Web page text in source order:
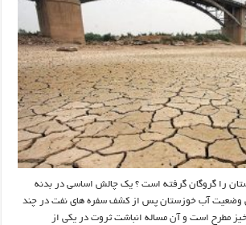
را گروگان گرفته است ؟ یک چالش اساسی در بدنه
وضعیت آب خوزستان پس از کشف سفره های نفت در چند
مطرح است و آن مساله انباشت ثروت در یکی از